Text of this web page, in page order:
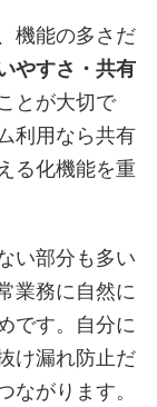
機能の多さだ
やすさ・共有
とが大切で
利用なら共有
る化機能を重
い部分も多い
業務に自然に
です。自分に
け漏れ防止だ
ながります。